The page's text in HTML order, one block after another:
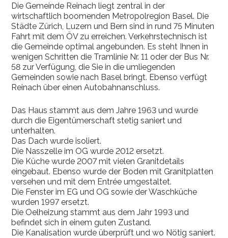
Die Gemeinde Reinach liegt zentral in der
wirtschaftlich boomenden Metropolregion Basel. Die
Städte Zürich, Luzern und Bern sind in rund 75 Minuten
Fahrt mit dem ÖV zu erreichen. Verkehrstechnisch ist
die Gemeinde optimal angebunden. Es steht Ihnen in
wenigen Schritten die Tramlinie Nr. 11 oder der Bus Nr.
58 zur Verfügung, die Sie in die umliegenden
Gemeinden sowie nach Basel bringt. Ebenso verfügt
Reinach über einen Autobahnanschluss.
Das Haus stammt aus dem Jahre 1963 und wurde
durch die Eigentümerschaft stetig saniert und
unterhalten.
Das Dach wurde isoliert.
Die Nasszelle im OG wurde 2012 ersetzt.
Die Küche wurde 2007 mit vielen Granitdetails
eingebaut. Ebenso wurde der Boden mit Granitplatten
versehen und mit dem Entrée umgestaltet.
Die Fenster im EG und OG sowie der Waschküche
wurden 1997 ersetzt.
Die Oelheizung stammt aus dem Jahr 1993 und
befindet sich in einem guten Zustand.
Die Kanalisation wurde überprüft und wo Nötig saniert.